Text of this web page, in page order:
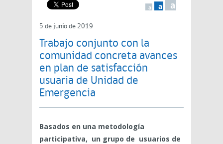
a a a
5 de junio de 2019
Trabajo conjunto con la
comunidad concreta avances
en plan de satisfacción
usuaria de Unidad de
Emergencia
Basados en una metodología
participativa, un grupo de usuarios de